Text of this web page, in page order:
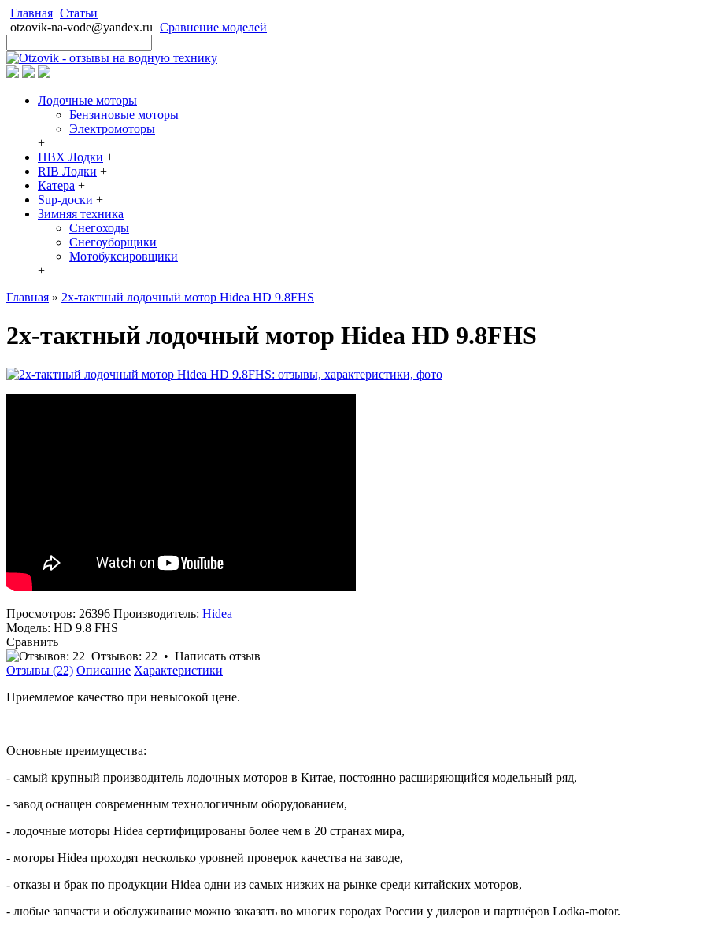
Главная Статьи
otzovik-na-vode@yandex.ru Сравнение моделей
Лодочные моторы
Бензиновые моторы
Электромоторы
+
ПВХ Лодки +
RIB Лодки +
Катера +
Sup-доски +
Зимняя техника
Снегоходы
Cнегоуборщики
Мотобуксировщики
+
Главная » 2х-тактный лодочный мотор Hidea HD 9.8FHS
2х-тактный лодочный мотор Hidea HD 9.8FHS
Просмотров: 26396 Производитель: Hidea
Модель: HD 9.8 FHS
Сравнить
Отзывов: 22 • Написать отзыв
Отзывы (22) Описание Характеристики
Приемлемое качество при невысокой цене.
Основные преимущества:
- самый крупный производитель лодочных моторов в Китае, постоянно расширяющийся модельный ряд,
- завод оснащен современным технологичным оборудованием,
- лодочные моторы Hidea сертифицированы более чем в 20 странах мира,
- моторы Hidea проходят несколько уровней проверок качества на заводе,
- отказы и брак по продукции Hidea одни из самых низких на рынке среди китайских моторов,
- любые запчасти и обслуживание можно заказать во многих городах России у дилеров и партнёров Lodka-motor.